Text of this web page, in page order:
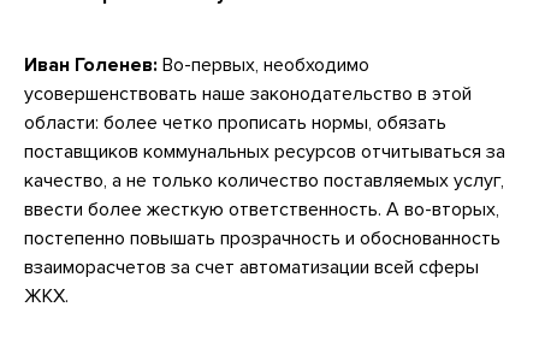
Иван Голенев: Во-первых, необходимо
усовершенствовать наше законодательство в этой
области: более четко прописать нормы, обязать
поставщиков коммунальных ресурсов отчитываться за
качество, а не только количество поставляемых услуг,
ввести более жесткую ответственность. А во-вторых,
постепенно повышать прозрачность и обоснованность
взаиморасчетов за счет автоматизации всей сферы
ЖКХ.